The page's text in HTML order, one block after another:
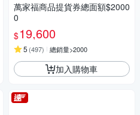
萬家福商品提貨券總面額$2000
0
$19,600
5 (497) 總銷量>2000
加入購物車